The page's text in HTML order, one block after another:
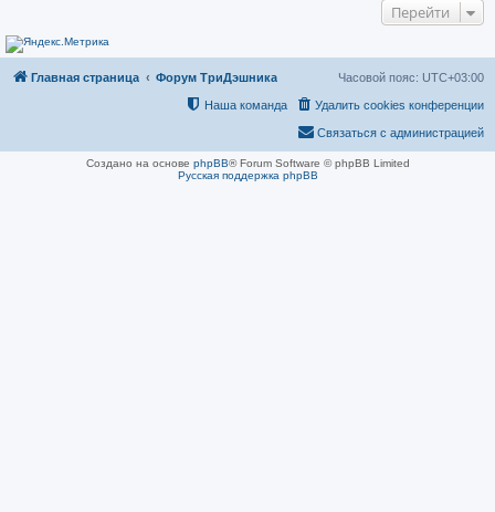
и
Перейти
Главная страница Форум ТриДэшника Часовой пояс: UTC+03:00
Удалить cookies конференции
Наша команда
Связаться с администрацией
Создано на основе phpBB® Forum Software © phpBB Limited
Русская поддержка phpBB